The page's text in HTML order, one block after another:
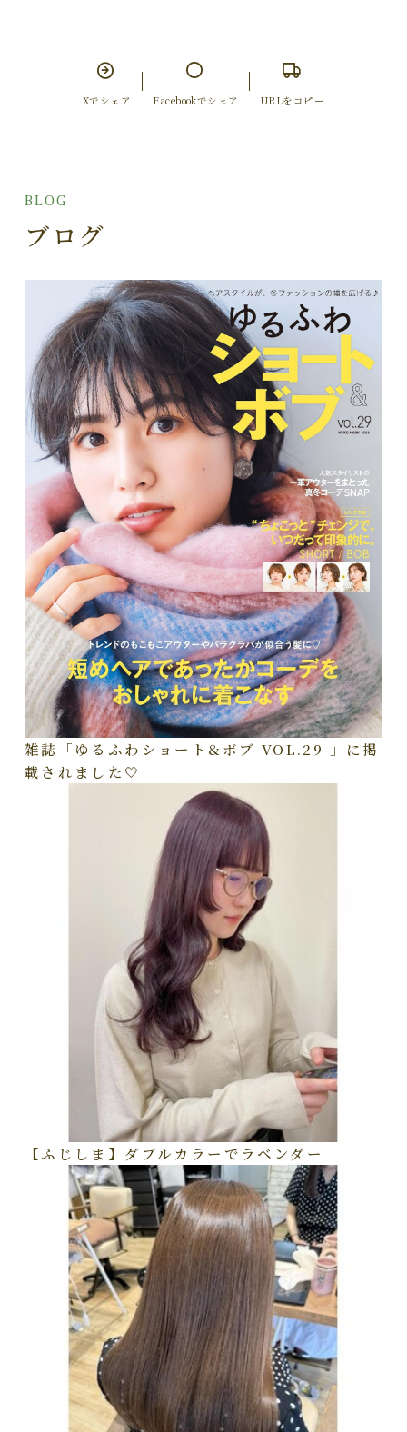
Xでシェア Facebookでシェア URLをコピー
BLOG
ブログ
雑誌「ゆるふわショート&ボブ VOL.29 」に掲
載されました🤍
【ふじしま】ダブルカラーでラベンダー